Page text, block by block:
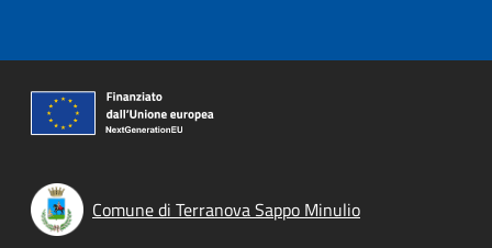
Comune di Terranova Sappo Minulio